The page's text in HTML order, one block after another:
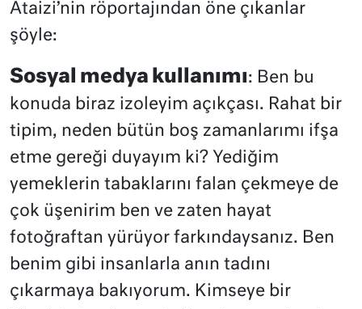
Ataizi’nin röportajından öne çıkanlar
şöyle:
Sosyal medya kullanımı: Ben bu
konuda biraz izoleyim açıkçası. Rahat bir
tipim, neden bütün boş zamanlarımı ifşa
etme gereği duyayım ki? Yediğim
yemeklerin tabaklarını falan çekmeye de
çok üşenirim ben ve zaten hayat
fotoğraftan yürüyor farkındaysanız. Ben
benim gibi insanlarla anın tadını
çıkarmaya bakıyorum. Kimseye bir